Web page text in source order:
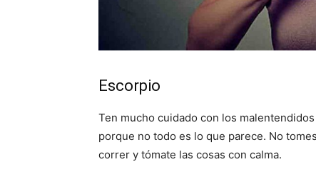
Escorpio
Ten mucho cuidado con los
porque no todo es lo que parece. No
correr y tómate las cosas con calma.